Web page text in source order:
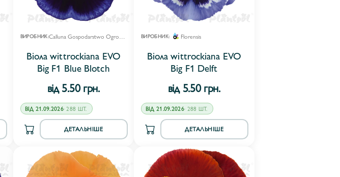
ВИРОБНИК: Calluna Gospodarstwo Ogrodnicze
Віола wittrockiana EVO
Big F1 Blue Blotch
від 5.50 грн.
ВІД 21.09.2026· 288 ШТ.
ДЕТАЛЬНІШЕ
ВИРОБНИК: Florensis
Віола wittrockiana EVO
Big F1 Delft
від 5.50 грн.
ВІД 21.09.2026· 288 ШТ.
ДЕТАЛЬНІШЕ